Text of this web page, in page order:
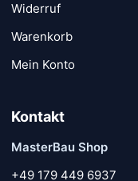
Widerruf
Warenkorb
Mein Konto
Kontakt
MasterBau Shop
+49 179 449 6937